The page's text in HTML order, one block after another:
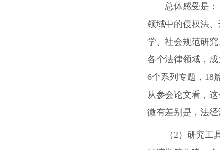
总体感受是
领域中的侵权法
学、社会规范研
各个法律领域，
6个系列专题，18
从参会论文看，
微有差别是，法
（2）研究